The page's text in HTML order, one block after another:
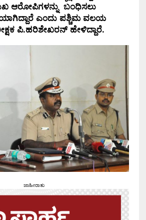
ಆರೋಪಿಗಳನ್ನು ಬಂಧಿಸಲು
ಎಂದು ಪಶ್ಚಿಮ ವಲಯ
ಪಿ.ಹರಿಶೇಖರನ್ ಹೇಳಿದ್ದಾರೆ.
ಜಾಹೀರಾತು